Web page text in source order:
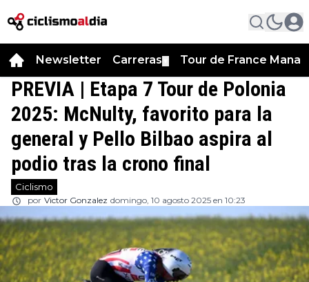
Newsletter Carreras Tour de France
PREVIA | Etapa 7 Tour de Polonia
2025: McNulty, favorito para la
general y Pello Bilbao aspira al
podio tras la crono final
Ciclismo
por Victor Gonzalez domingo, 10 agosto 2025 en 10:23